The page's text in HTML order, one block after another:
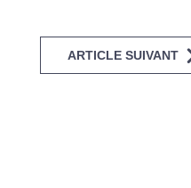
ARTICLE SUIVANT